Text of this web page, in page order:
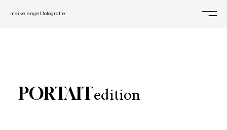
meike engel. fotografie.
PORTAITedition